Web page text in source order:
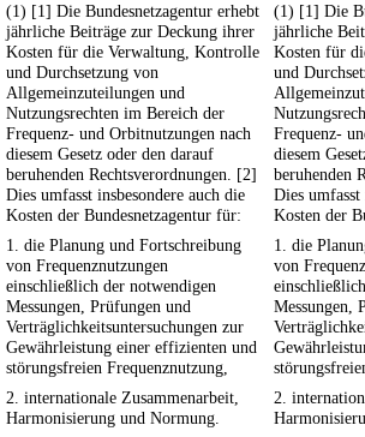
(1) [1] Die Bundesnetzagentur erhebt
jährliche Beiträge zur Deckung ihrer
Kosten für die Verwaltung, Kontrolle
und Durchsetzung von
Allgemeinzuteilungen und
Nutzungsrechten im Bereich der
Frequenz- und Orbitnutzungen nach
diesem Gesetz oder den darauf
beruhenden Rechtsverordnungen. [2]
Dies umfasst insbesondere auch die
Kosten der Bundesnetzagentur für:
(1) [1] Die
jährliche
Kosten für
und
Frequenz-
diesem
beruhenden
Dies umfasst
Kosten der
1. die Planung und Fortschreibung
von Frequenznutzungen
einschließlich der notwendigen
Messungen, Prüfungen und
Verträglichkeitsuntersuchungen zur
Gewährleistung einer effizienten und
störungsfreien Frequenznutzung,
1. die
von
Messungen,
2. internationale Zusammenarbeit,
Harmonisierung und Normung.
2.